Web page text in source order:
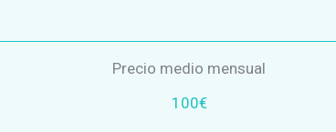
Precio medio mensual
100€